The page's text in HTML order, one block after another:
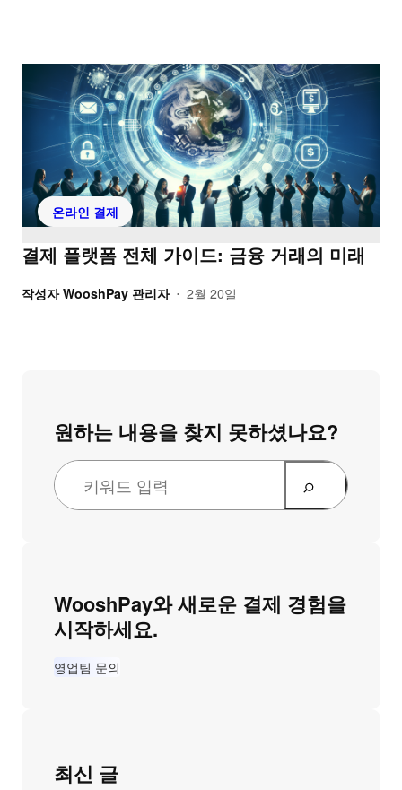
온라인 결제
결제 플랫폼 전체 가이드: 금융 거래의 미래
작성자 WooshPay 관리자 • 2월 20일
원하는 내용을 찾지 못하셨나요?
WooshPay와 새로운 결제 경험을
시작하세요.
영업팀 문의
최신 글